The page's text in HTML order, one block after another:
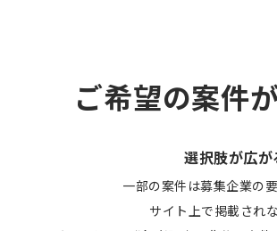
ご希望の案件
選択肢が広が
一部の案件は募集企業の
サイト上で掲載され